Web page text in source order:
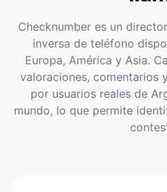
Checknumber es un
inversa de teléfono
Europa, América y Asia.
valoraciones, comentarios
por usuarios reales de
mundo, lo que permite